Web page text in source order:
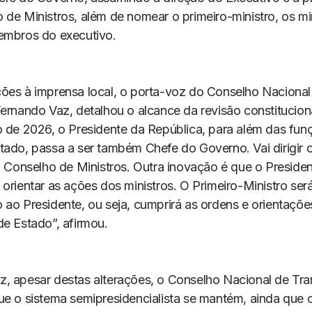
de Ministros, além de nomear o primeiro-ministro, os
do executivo.
à imprensa local, o porta-voz do Conselho
Vaz, detalhou o alcance da revisão
de 2026, o Presidente da República, para além das
passa a ser também Chefe do Governo. Vai dirigir
Conselho de Ministros. Outra inovação é que o
as ações dos ministros. O Primeiro-Ministro
ao Presidente, ou seja, cumprirá as ordens e
Estado”, afirmou.
apesar destas alterações, o Conselho Nacional de
o sistema semipresidencialista se mantém, ainda que